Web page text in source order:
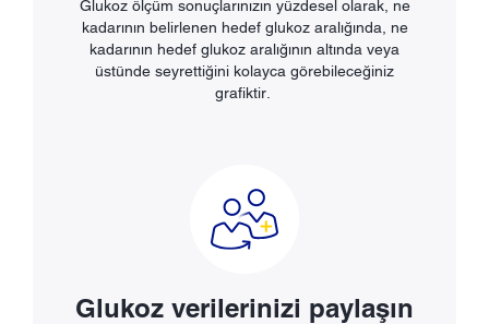
Glukoz ölçüm sonuçlarınızın yüzdesel olarak, ne
kadarının belirlenen hedef glukoz aralığında, ne
kadarının hedef glukoz aralığının altında veya
üstünde seyrettiğini kolayca görebileceğiniz
grafiktir.
Glukoz verilerinizi paylaşın